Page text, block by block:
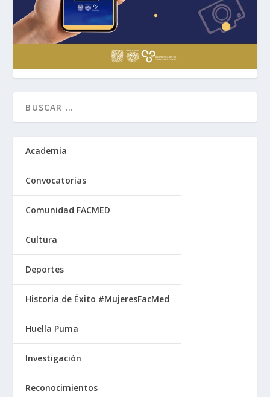
Academia
Convocatorias
Comunidad FACMED
Cultura
Deportes
Historia de Éxito #MujeresFacMed
Huella Puma
Investigación
Reconocimientos